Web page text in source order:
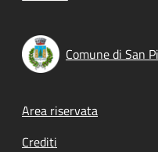
Comune di San
Footer menu
Area riservata
Crediti